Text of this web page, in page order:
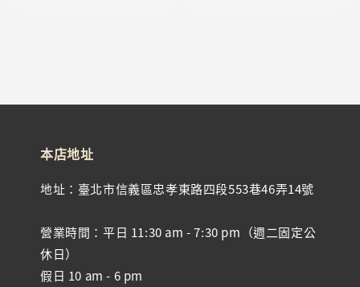
本店地址
地址：臺北市信義區忠孝東路四段553巷46弄14號
營業時間：平日 11:30 am - 7:30 pm（週二固定公
休日）
假日 10 am - 6 pm